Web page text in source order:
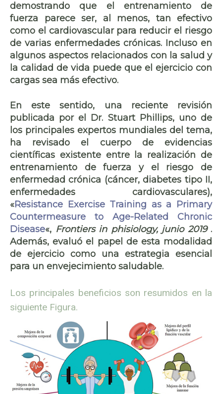
demostrando que el entrenamiento de
fuerza parece ser, al menos, tan efectivo
como el cardiovascular para reducir el riesgo
de varias enfermedades crónicas. Incluso en
algunos aspectos relacionados con la salud y
la calidad de vida puede que el ejercicio con
cargas sea más efectivo.
En este sentido, una reciente revisión
publicada por el Dr. Stuart Phillips, uno de
los principales expertos mundiales del tema,
ha revisado el cuerpo de evidencias
científicas existente entre la realización de
entrenamiento de fuerza y el riesgo de
enfermedad crónica (cáncer, diabetes tipo II,
enfermedades cardiovasculares),
«Resistance Exercise Training as a Primary
Countermeasure to Age-Related Chronic
Disease«, Frontiers in phisiology, junio 2019.
Además, evaluó el papel de esta modalidad
de ejercicio como una estrategia esencial
para un envejecimiento saludable.
Los principales beneficios son resumidos en la
siguiente Figura.